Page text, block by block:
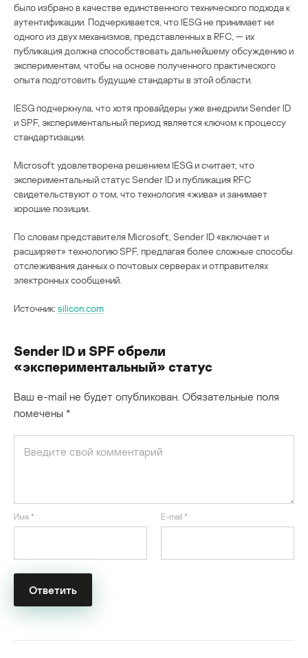
было избрано в качестве единственного технического подхода к
аутентификации. Подчеркивается, что IESG не принимает ни
одного из двух механизмов, представленных в RFC, — их
публикация должна способствовать дальнейшему обсуждению и
экспериментам, чтобы на основе полученного практического
опыта подготовить будущие стандарты в этой области.
IESG подчеркнула, что хотя провайдеры уже внедрили Sender ID
и SPF, экспериментальный период является ключом к процессу
стандартизации.
Microsoft удовлетворена решением IESG и считает, что
экспериментальный статус Sender ID и публикация RFC
свидетельствуют о том, что технология «жива» и занимает
хорошие позиции.
По словам представителя Microsoft, Sender ID «включает и
расширяет» технологию SPF, предлагая более сложные способы
отслеживания данных о почтовых серверах и отправителях
электронных сообщений.
Источник: silicon.com
Sender ID и SPF обрели
«экспериментальный» статус
Ваш e-mail не будет опубликован. Обязательные поля
помечены *
Имя * E-mail *